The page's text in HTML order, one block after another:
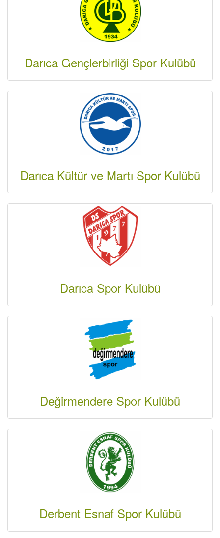
Darıca Gençlerbirliği Spor Kulübü
Darıca Kültür ve Martı Spor Kulübü
Darıca Spor Kulübü
Değirmendere Spor Kulübü
Derbent Esnaf Spor Kulübü